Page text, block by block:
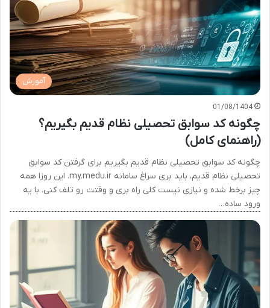
آموزش
01/08/1404
چگونه کد سوابق تحصیلی نظام قدیم بگیریم؟
(راهنمای کامل)
چگونه کد سوابق تحصیلی نظام قدیم بگیریم برای گرفتن کد سوابق
تحصیلی نظام قدیم، باید بری سراغ سامانه my.medu.ir. این روزا همه
چیز برخط شده و نیازی نیست کلی راه بری و وقتت رو تلف کنی. با یه
ورود ساده…